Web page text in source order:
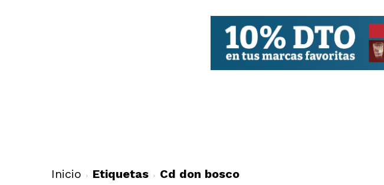
Inicio Etiquetas Cd don bosco